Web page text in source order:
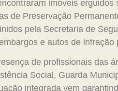
imóveis
de Preservação
pela Secretaria de
e autos de infração
de profissionais das
Social, Guarda
integrada vem